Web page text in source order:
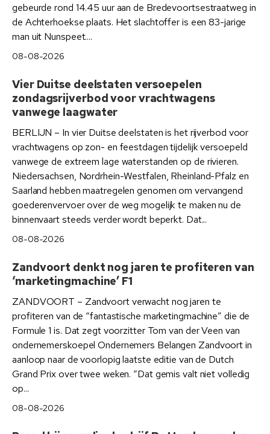
gebeurde rond 14.45 uur aan de Bredevoortsestraatweg in
de Achterhoekse plaats. Het slachtoffer is een 83-jarige
man uit Nunspeet....
08-08-2026
Vier Duitse deelstaten versoepelen
zondagsrijverbod voor vrachtwagens
vanwege laagwater
BERLIJN – In vier Duitse deelstaten is het rijverbod voor
vrachtwagens op zon- en feestdagen tijdelijk versoepeld
vanwege de extreem lage waterstanden op de rivieren.
Niedersachsen, Nordrhein-Westfalen, Rheinland-Pfalz en
Saarland hebben maatregelen genomen om vervangend
goederenvervoer over de weg mogelijk te maken nu de
binnenvaart steeds verder wordt beperkt. Dat...
08-08-2026
Zandvoort denkt nog jaren te profiteren van
‘marketingmachine’ F1
ZANDVOORT – Zandvoort verwacht nog jaren te
profiteren van de “fantastische marketingmachine” die de
Formule 1 is. Dat zegt voorzitter Tom van der Veen van
ondernemerskoepel Ondernemers Belangen Zandvoort in
aanloop naar de voorlopig laatste editie van de Dutch
Grand Prix over twee weken. “Dat gemis valt niet volledig
op...
08-08-2026